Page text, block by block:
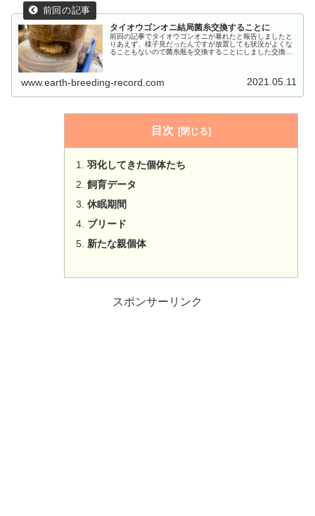
タイオウゴンオニ結局菌糸交換することに
前回の記事でタイオウゴンオニが暴れたと報告しましたと
りあえず、様子見だったんですが放置しても状況がよくな
ることもないので菌糸瓶を交換することにしました交換時
www.earth-breeding-record.com 2021.05.11
目次
羽化してきた個体たち
飼育データ
休眠期間
ブリード
新たな親個体
スポンサーリンク